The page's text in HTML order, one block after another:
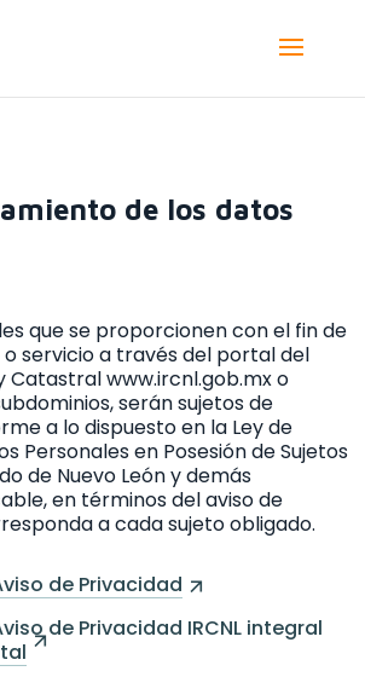
de los datos
que se proporcionen con el fin de
servicio a través del portal del
Catastral www.ircnl.gob.mx o
serán sujetos de
a lo dispuesto en la Ley de
Personales en Posesión de Sujetos
de Nuevo León y demás
en términos del aviso de
a cada sujeto obligado.
de Privacidad
de Privacidad IRCNL integral